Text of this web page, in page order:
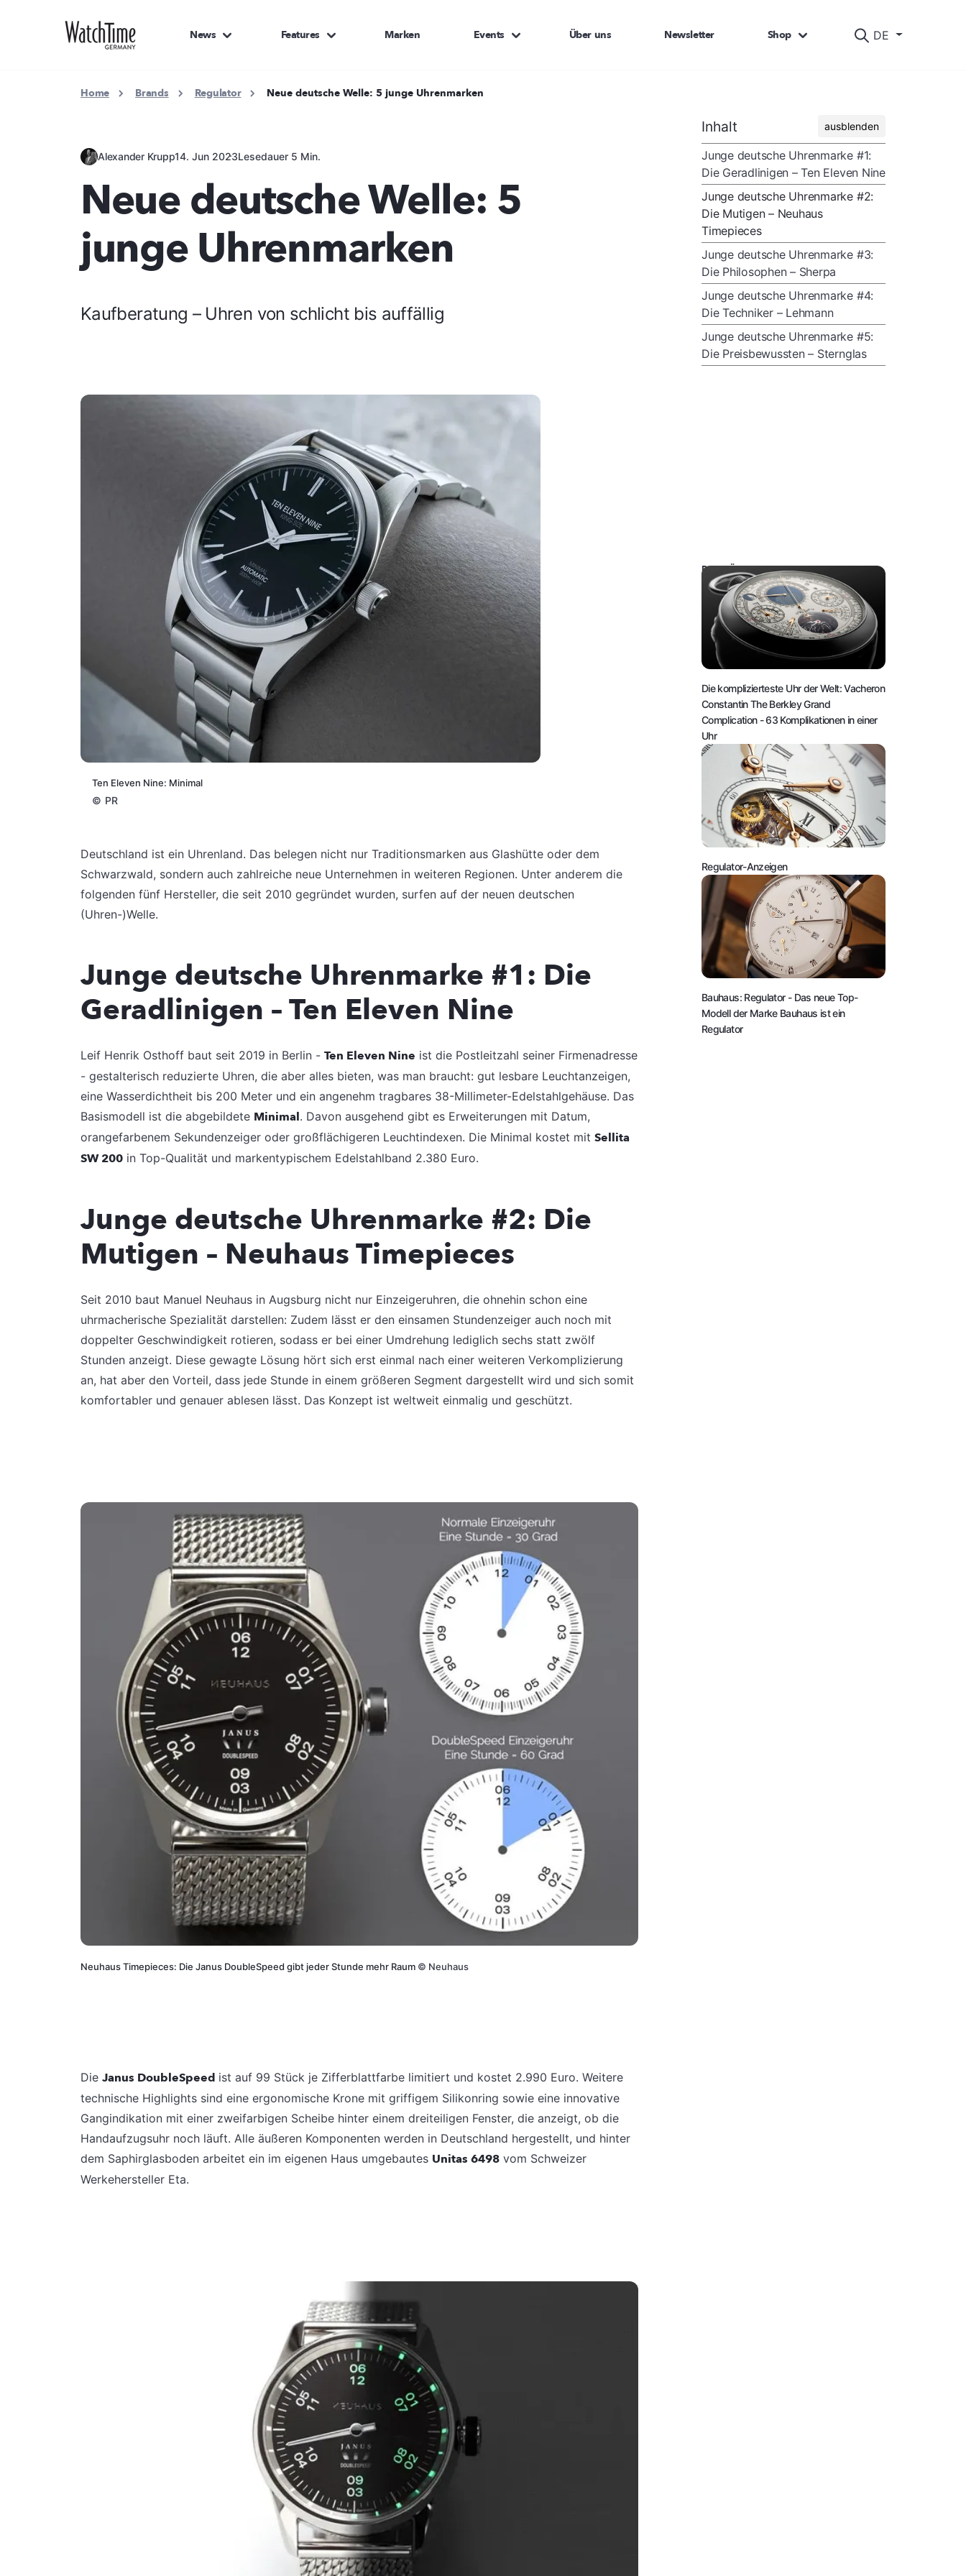
DE
News Features Marken Events Über uns Newsletter Shop
Home Brands Regulator Neue deutsche Welle: 5 junge Uhrenmarken
Alexander Krupp14. Jun 2023Lesedauer 5 Min.
Neue deutsche Welle: 5
junge Uhrenmarken
Kaufberatung – Uhren von schlicht bis auffällig
Ten Eleven Nine: Minimal
© PR
Deutschland ist ein Uhrenland. Das belegen nicht nur Traditionsmarken aus Glashütte oder dem
Schwarzwald, sondern auch zahlreiche neue Unternehmen in weiteren Regionen. Unter anderem die
folgenden fünf Hersteller, die seit 2010 gegründet wurden, surfen auf der neuen deutschen
(Uhren-)Welle.
Junge deutsche Uhrenmarke #1: Die
Geradlinigen – Ten Eleven Nine
Leif Henrik Osthoff baut seit 2019 in Berlin - Ten Eleven Nine ist die Postleitzahl seiner Firmenadresse
- gestalterisch reduzierte Uhren, die aber alles bieten, was man braucht: gut lesbare Leuchtanzeigen,
eine Wasserdichtheit bis 200 Meter und ein angenehm tragbares 38-Millimeter-Edelstahlgehäuse. Das
Basismodell ist die abgebildete Minimal. Davon ausgehend gibt es Erweiterungen mit Datum,
orangefarbenem Sekundenzeiger oder großflächigeren Leuchtindexen. Die Minimal kostet mit Sellita
SW 200 in Top-Qualität und markentypischem Edelstahlband 2.380 Euro.
Junge deutsche Uhrenmarke #2: Die
Mutigen – Neuhaus Timepieces
Seit 2010 baut Manuel Neuhaus in Augsburg nicht nur Einzeigeruhren, die ohnehin schon eine
uhrmacherische Spezialität darstellen: Zudem lässt er den einsamen Stundenzeiger auch noch mit
doppelter Geschwindigkeit rotieren, sodass er bei einer Umdrehung lediglich sechs statt zwölf
Stunden anzeigt. Diese gewagte Lösung hört sich erst einmal nach einer weiteren Verkomplizierung
an, hat aber den Vorteil, dass jede Stunde in einem größeren Segment dargestellt wird und sich somit
komfortabler und genauer ablesen lässt. Das Konzept ist weltweit einmalig und geschützt.
Neuhaus Timepieces: Die Janus DoubleSpeed gibt jeder Stunde mehr Raum © Neuhaus
Die Janus DoubleSpeed ist auf 99 Stück je Zifferblattfarbe limitiert und kostet 2.990 Euro. Weitere
technische Highlights sind eine ergonomische Krone mit griffigem Silikonring sowie eine innovative
Gangindikation mit einer zweifarbigen Scheibe hinter einem dreiteiligen Fenster, die anzeigt, ob die
Handaufzugsuhr noch läuft. Alle äußeren Komponenten werden in Deutschland hergestellt, und hinter
dem Saphirglasboden arbeitet ein im eigenen Haus umgebautes Unitas 6498 vom Schweizer
Werkehersteller Eta.
Inhalt ausblenden
Junge deutsche Uhrenmarke #1:
Die Geradlinigen – Ten Eleven Nine
Junge deutsche Uhrenmarke #2:
Die Mutigen – Neuhaus
Timepieces
Junge deutsche Uhrenmarke #3:
Die Philosophen – Sherpa
Junge deutsche Uhrenmarke #4:
Die Techniker – Lehmann
Junge deutsche Uhrenmarke #5:
Die Preisbewussten – Sternglas
DAS KÖNNTE SIE AUCH INTERESSIEREN:
Die komplizierteste Uhr der Welt: Vacheron
Constantin The Berkley Grand
Complication - 63 Komplikationen in einer
Uhr
Regulator-Anzeigen
Bauhaus: Regulator - Das neue Top-
Modell der Marke Bauhaus ist ein
Regulator